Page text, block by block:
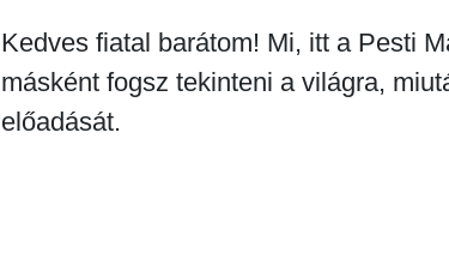
Kedves fiatal barátom! Mi, itt a Pesti
másként fogsz tekinteni a világra,
előadását.